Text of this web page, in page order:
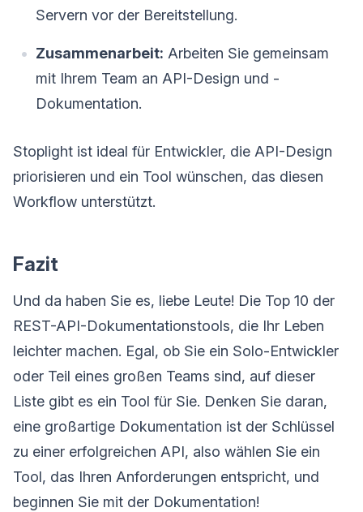
Servern vor der Bereitstellung.
Zusammenarbeit: Arbeiten Sie gemeinsam
mit Ihrem Team an API-Design und -
Dokumentation.
Stoplight ist ideal für Entwickler, die API-Design
priorisieren und ein Tool wünschen, das diesen
Workflow unterstützt.
Fazit
Und da haben Sie es, liebe Leute! Die Top 10 der
REST-API-Dokumentationstools, die Ihr Leben
leichter machen. Egal, ob Sie ein Solo-Entwickler
oder Teil eines großen Teams sind, auf dieser
Liste gibt es ein Tool für Sie. Denken Sie daran,
eine großartige Dokumentation ist der Schlüssel
zu einer erfolgreichen API, also wählen Sie ein
Tool, das Ihren Anforderungen entspricht, und
beginnen Sie mit der Dokumentation!